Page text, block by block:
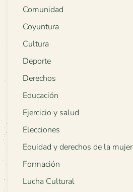
Comunidad
Coyuntura
Cultura
Deporte
Derechos
Educación
Ejercicio y salud
Elecciones
Equidad y derechos de la mujer
Formación
Lucha Cultural